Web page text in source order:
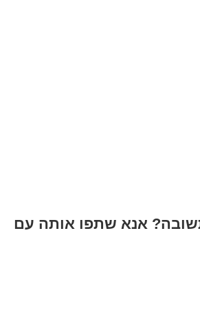
אנא שתפו אותה עם